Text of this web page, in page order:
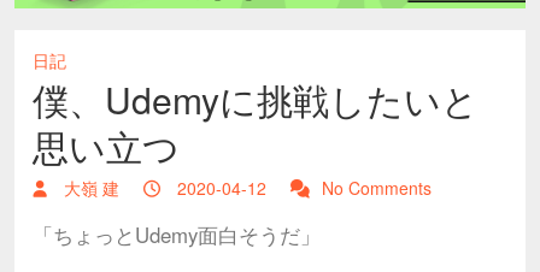
日記
僕、Udemyに挑戦したいと
思い立つ
大嶺 建 2020-04-12 No Comments
「ちょっとUdemy面白そうだ」